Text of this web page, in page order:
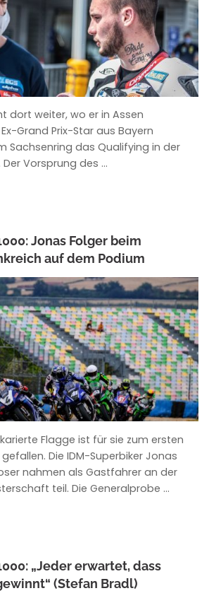
dort weiter, wo er in Assen
Grand Prix-Star aus Bayern
Sachsenring das Qualifying in der
Der Vorsprung des …
Jonas Folger beim
auf dem Podium
Flagge ist für sie zum ersten
Die IDM-Superbiker Jonas
nahmen als Gastfahrer an der
teil. Die Generalprobe …
„Jeder erwartet, dass
(Stefan Bradl)